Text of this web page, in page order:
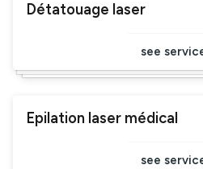
Détatouage laser
see
Epilation laser médical
see